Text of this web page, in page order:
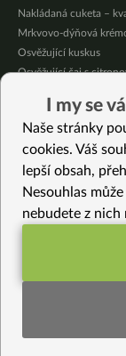
Nakládaná cuketa –
Mrkvovo-dýňová
Osvěžující kuskus
Osvěžující čaj s
Čokoládové muffiny s
Meruňky a jablka v
Vybrané recepty
Rýžová kaše s mrkví a
Pečené batátové
Ostrá žampionová
Lehký “bramborový”
I my se
Naše stránky
cookies. Váš
lepší obsah,
Nesouhlas
nebudete z
Funkční